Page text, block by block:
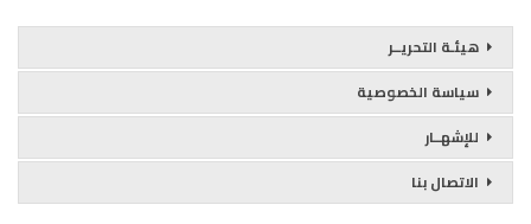
هيئـة التحريــر
سياسة الخصوصية
للإشهــار
الاتصال بنا